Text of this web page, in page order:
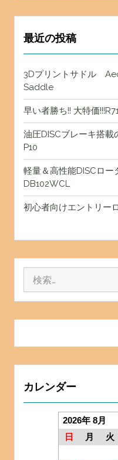
最近の投稿
3Dプリントサドル
Saddle
早い者勝ち!! 大特価
油圧DISCブレーキ搭
P10
軽量＆高性能DISCロ
DB102WCL
初心者向けエントリー
カレンダー
2026年 8月
日
月 火